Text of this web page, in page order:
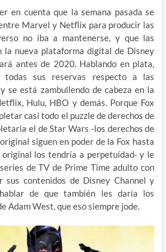
en cuenta que la semana pasada se
Marvel y Netflix para producir las
no iba a mantenerse, y que las
la nueva plataforma digital de Disney
antes de 2020. Hablando en plata,
sus reservas respecto a las
se está zambullendo de cabeza en la
Hulu, HBO y demás. Porque Fox
casi todo el puzzle de derechos de
el de Star Wars -los derechos de
siguen en poder de la Fox hasta
los tendría a perpetuidad- y le
de TV de Prime Time adulto con
sus contenidos de Disney Channel y
de que también les daría los
Adam West, que eso siempre jode.